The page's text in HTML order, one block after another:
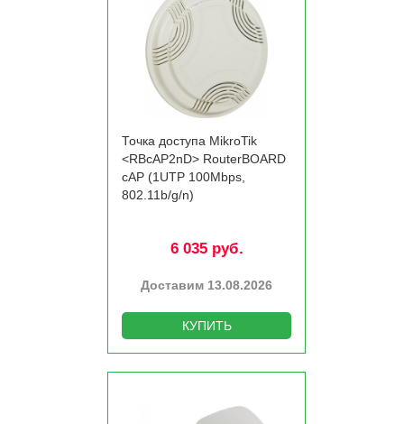
Точка доступа MikroTik
<RBcAP2nD> RouterBOARD
cAP (1UTP 100Mbps,
802.11b/­g/­n)
6 035 руб.
Доставим 13.08.2026
КУПИТЬ